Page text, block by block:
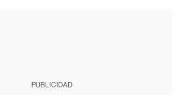
PUBLICIDAD